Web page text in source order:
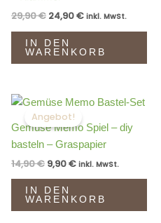
29,90€ 24,90€ inkl. MwSt.
IN DEN
WARENKORB
Angebot!
Gemüse Memo Spiel – diy
basteln – Graspapier
14,90€
Ursprünglicher
Preis
war:
14,90 €
9,90€
Aktueller
ist:
9,90 €.
inkl. MwSt.
IN DEN
WARENKORB